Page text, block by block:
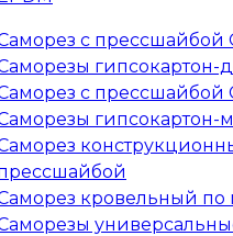
с
гипсокартон-
с
гипсокартон-
кровельный по